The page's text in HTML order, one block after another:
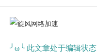
╯ω╰ 此文章处于编辑状态